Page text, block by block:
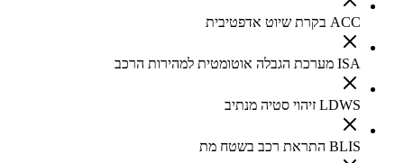
ACC בקרת שיוט אדפטיבית
ISA מערכת הגבלה אוטומטית למהירות הרכב
LDWS זיהוי סטיה מנתיב
BLIS התראת רכב בשטח מת